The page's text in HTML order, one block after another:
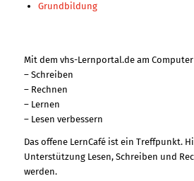
Grundbildung
Mit dem vhs-Lernportal.de am
– Schreiben
– Rechnen
– Lernen
– Lesen verbessern
Das offene LernCafé ist ein Treffpunkt.
Unterstützung Lesen, Schreiben und
werden.